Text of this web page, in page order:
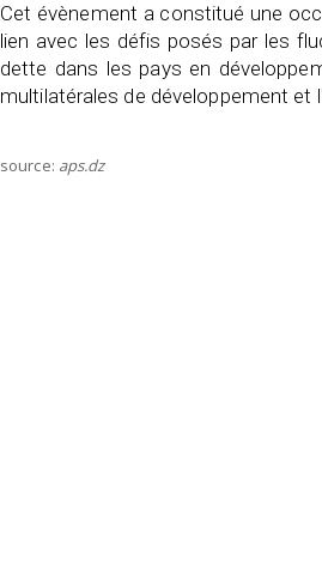
Cet évènement a constitué une
lien avec les défis posés par les
dette dans les pays en
multilatérales de développement et
source: aps.dz